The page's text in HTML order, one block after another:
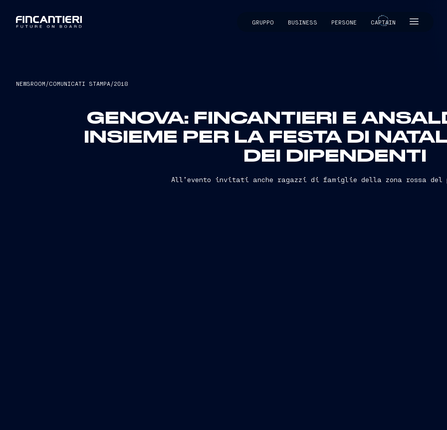
GRUPPO BUSINESS PERSONE CAPTAIN
CAPTAIN
NEWSROOM /COMUNICATI STAMPA/2018
GENOVA: FINCANTIERI E
INSIEME PER LA FESTA DI
DEI DIPENDENTI
All’evento invitati anche ragazzi di famiglie della zona rossa del